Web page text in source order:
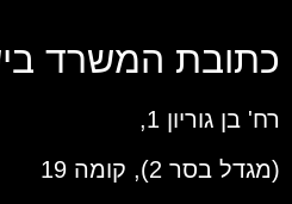
כתובת המשרד
רח' בן גוריון 1,
(מגדל בסר 2), קומה 19